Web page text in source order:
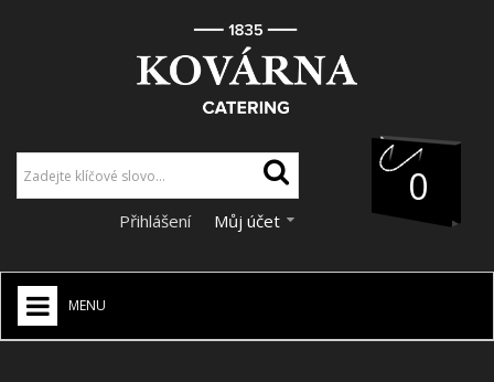
0
Přihlášení Můj účet
MENU